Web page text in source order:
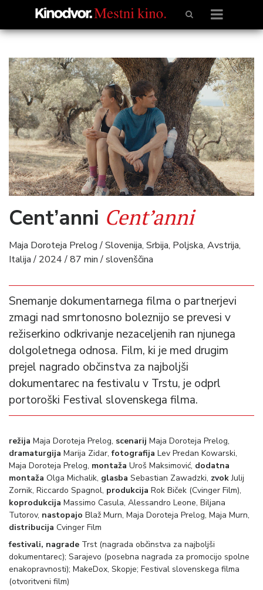
Cent’anni Cent’anni
Maja Doroteja Prelog / Slovenija, Srbija, Poljska, Avstrija,
Italija / 2024 / 87 min / slovenščina
Snemanje dokumentarnega filma o partnerjevi
zmagi nad smrtonosno boleznijo se prevesi v
režiserkino odkrivanje nezaceljenih ran njunega
dolgoletnega odnosa. Film, ki je med drugim
prejel nagrado občinstva za najboljši
dokumentarec na festivalu v Trstu, je odprl
portoroški Festival slovenskega filma.
režija Maja Doroteja Prelog, scenarij Maja Doroteja Prelog,
dramaturgija Marija Zidar,fotografija Lev Predan Kowarski,
Maja Doroteja Prelog, montaža Uroš Maksimović, dodatna
montaža Olga Michalik, glasba Sebastian Zawadzki, zvokJulij
Zornik, Riccardo Spagnol, produkcija Rok Biček (Cvinger Film),
koprodukcija Massimo Casula, Alessandro Leone, Biljana
Tutorov, nastopajo Blaž Murn, Maja Doroteja Prelog, Maja Murn,
distribucija Cvinger Film
festivali, nagrade Trst (nagrada občinstva za najboljši
dokumentarec); Sarajevo (posebna nagrada za promocijo spolne
enakopravnosti); MakeDox, Skopje; Festival slovenskega filma
(otvoritveni film)